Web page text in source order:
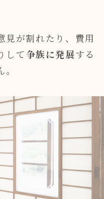
見が割れたり、費用
して争族に発展する